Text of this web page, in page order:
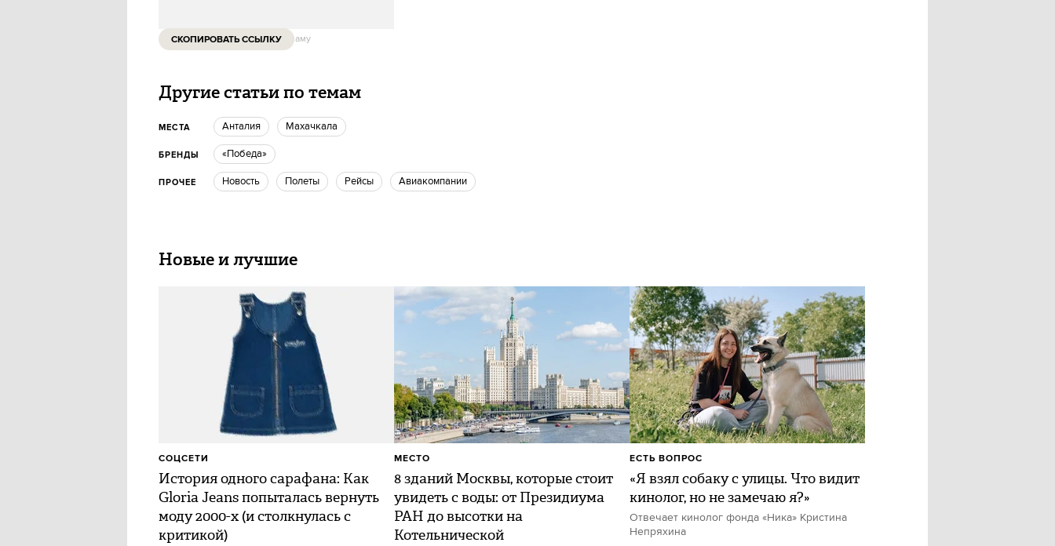
Купить рекламу
СКОПИРОВАТЬ ССЫЛКУ
Другие статьи по темам
МЕСТА Анталия Махачкала
БРЕНДЫ «Победа»
ПРОЧЕЕ Новость Полеты Рейсы Авиакомпании
Новые и лучшие
История одного сарафана: Как
Gloria Jeans попыталась вернуть
моду 2000-х (и столкнулась с
критикой)
СОЦСЕТИ
8 зданий Москвы, которые стоит
увидеть с воды: от Президиума
РАН до высотки на
Котельнической
МЕСТО
«Я взял собаку с улицы. Что видит
кинолог, но не замечаю я?»
Отвечает кинолог фонда «Ника» Кристина
Непряхина
ЕСТЬ ВОПРОС